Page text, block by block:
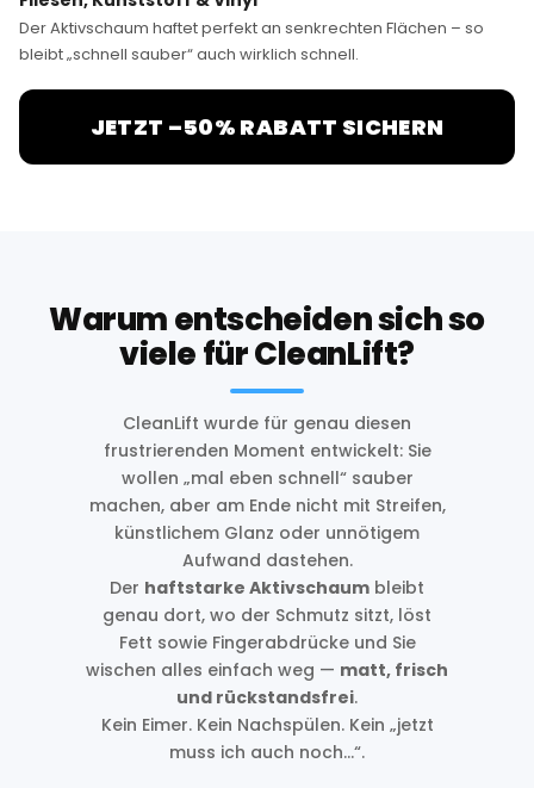
Der Aktivschaum haftet perfekt an senkrechten Flächen – so
bleibt „schnell sauber“ auch wirklich schnell.
JETZT –50% RABATT SICHERN
Warum entscheiden sich so
viele für CleanLift?
CleanLift wurde für genau diesen
frustrierenden Moment entwickelt: Sie
wollen „mal eben schnell“ sauber
machen, aber am Ende nicht mit Streifen,
künstlichem Glanz oder unnötigem
Aufwand dastehen.
Der haftstarke Aktivschaum bleibt
genau dort, wo der Schmutz sitzt, löst
Fett sowie Fingerabdrücke und Sie
wischen alles einfach weg — matt, frisch
und rückstandsfrei.
Kein Eimer. Kein Nachspülen. Kein „jetzt
muss ich auch noch...“.